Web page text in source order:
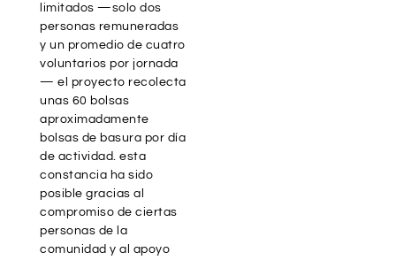
limitados —solo dos
personas remuneradas
y un promedio de cuatro
voluntarios por jornada
— el proyecto recolecta
unas 60 bolsas
aproximadamente
bolsas de basura por día
de actividad. esta
constancia ha sido
posible gracias al
compromiso de ciertas
personas de la
comunidad y al apoyo